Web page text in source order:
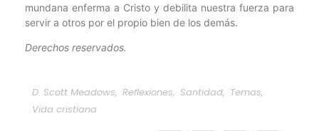
mundana enferma a Cristo y debilita nuestra fuerza para
servir a otros por el propio bien de los demás.
Derechos reservados.
D. Scott Meadows, Reflexiones, Santidad, Temas,
Vida cristiana